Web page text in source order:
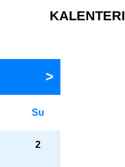
KALENTERI
Su
2